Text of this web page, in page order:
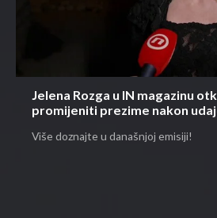
Jelena Rozga u IN magazinu
promijeniti prezime nakon
Više doznajte u današnjoj emisiji!